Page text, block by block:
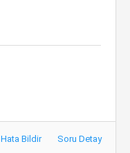
Hata Bildir Soru Detay